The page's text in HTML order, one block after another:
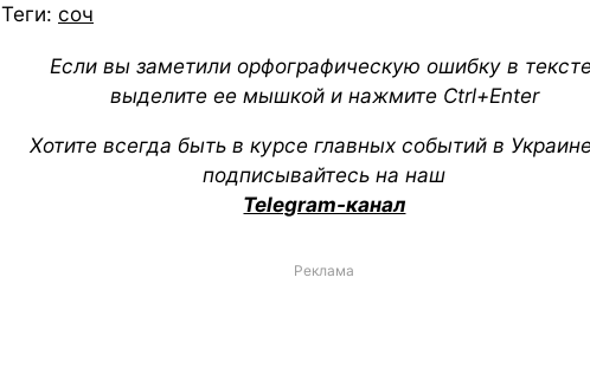
Теги: соч
Если вы заметили орфографическую ошибку в
выделите ее мышкой и нажмите Ctrl+Enter
Хотите всегда быть в курсе главных событий в
подписывайтесь на наш
Telegram-канал
Реклама